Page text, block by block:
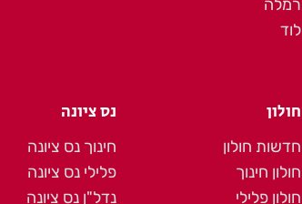
רמלה
לוד
חולון
חדשות חולון
חולון חינוך
חולון פלילי
נס ציונה
חינוך נס ציונה
פלילי נס ציונה
נדל"ן נס ציונה